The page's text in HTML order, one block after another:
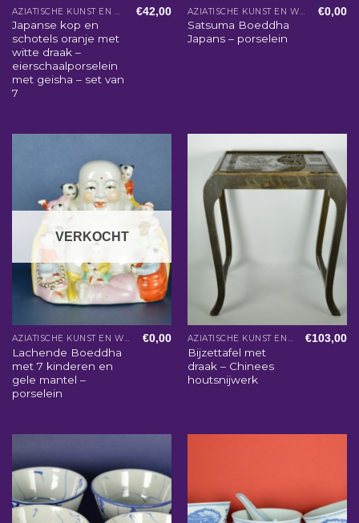
AZIATISCHE KUNST EN WOONACCESSOIRES
Japanse kop en
schotels oranje met
witte draak –
eierschaalporselein
met geisha – set van
7
€42,00 AZIATISCHE KUNST EN WOONACCESSOIRES
Satsuma Boeddha
Japans – porselein
€0,00
VERKOCHT
AZIATISCHE KUNST EN WOONACCESSOIRES
Lachende Boeddha
met 7 kinderen en
gele mantel –
porselein
€0,00 AZIATISCHE KUNST EN WOONACCESSOIRES
Bijzettafel met
draak – Chinees
houtsnijwerk
€103,00